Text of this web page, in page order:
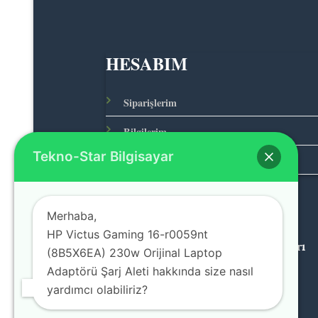
HESABIM
Siparişlerim
Bilgilerim
Adreslerim
© 2026 Teknolojinin Starı
Tekno-Star Bilgisayar
Merhaba,
HP Victus Gaming 16-r0059nt
(8B5X6EA) 230w Orijinal Laptop
Adaptörü Şarj Aleti hakkında size nasıl
yardımcı olabiliriz?